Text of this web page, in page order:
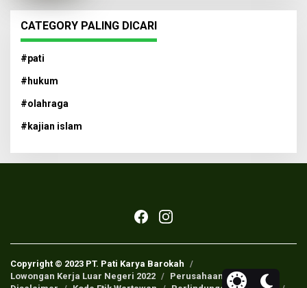
CATEGORY PALING DICARI
#pati
#hukum
#olahraga
#kajian islam
Copyright © 2023 PT. Pati Karya Barokah
Lowongan Kerja Luar Negeri 2022
Perusahaan Pers